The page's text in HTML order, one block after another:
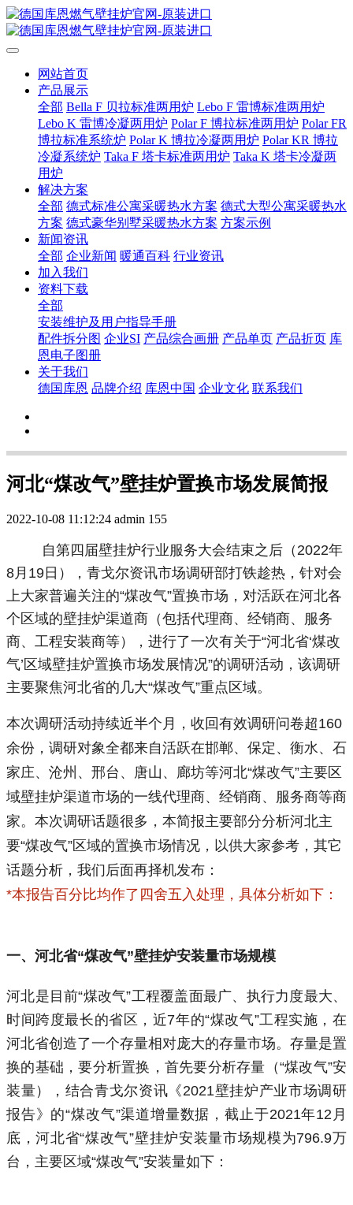
网站首页
产品展示
全部 Bella F 贝拉标准两用炉 Lebo F 雷博标准两用炉
Lebo K 雷博冷凝两用炉 Polar F 博拉标准两用炉 Polar FR
博拉标准系统炉 Polar K 博拉冷凝两用炉 Polar KR 博拉
冷凝系统炉 Taka F 塔卡标准两用炉 Taka K 塔卡冷凝两
用炉
解决方案
全部 德式标准公寓采暖热水方案 德式大型公寓采暖热水
方案 德式豪华别墅采暖热水方案 方案示例
新闻资讯
全部 企业新闻 暖通百科 行业资讯
加入我们
资料下载
全部
安装维护及用户指导手册
配件拆分图 企业SI 产品综合画册 产品单页 产品折页 库
恩电子图册
关于我们
德国库恩 品牌介绍 库恩中国 企业文化 联系我们
河北“煤改气”壁挂炉置换市场发展简报
2022-10-08 11:12:24 admin 155
自第四届壁挂炉行业服务大会结束之后（2022年
8月19日），青戈尔资讯市场调研部打铁趁热，针对会
上大家普遍关注的“煤改气”置换市场，对活跃在河北各
个区域的壁挂炉渠道商（包括代理商、经销商、服务
商、工程安装商等），进行了一次有关于“河北省‘煤改
气’区域壁挂炉置换市场发展情况”的调研活动，该调研
主要聚焦河北省的几大“煤改气”重点区域。
本次调研活动持续近半个月，收回有效调研问卷超160
余份，调研对象全都来自活跃在邯郸、保定、衡水、石
家庄、沧州、邢台、唐山、廊坊等河北“煤改气”主要区
域壁挂炉渠道市场的一线代理商、经销商、服务商等商
家。 本次调研话题很多，本简报主要部分分析河北主
要“煤改气”区域的置换市场情况，以供大家参考，其它
话题分析，我们后面再择机发布：
*本报告百分比均作了四舍五入处理，具体分析如下：
一、河北省“煤改气”壁挂炉安装量市场规模
河北是目前“煤改气”工程覆盖面最广、执行力度最大、
时间跨度最长的省区，近7年的“煤改气”工程实施，在
河北省创造了一个存量相对庞大的存量市场。存量是置
换的基础，要分析置换，首先要分析存量（“煤改气”安
装量），结合青戈尔资讯《2021壁挂炉产业市场调研
报告》的“煤改气”渠道增量数据，截止于2021年12月
底，河北省“煤改气”壁挂炉安装量市场规模为796.9万
台，主要区域“煤改气”安装量如下：